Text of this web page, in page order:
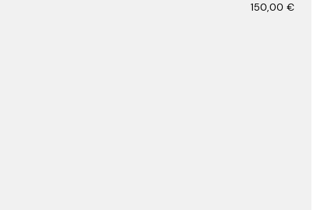
150,00 €